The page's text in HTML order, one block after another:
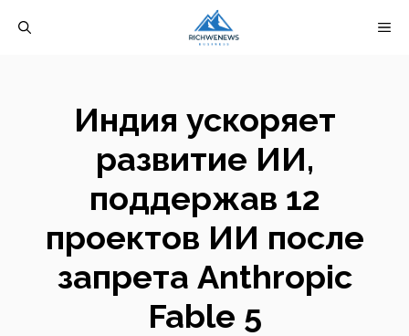
Индия ускоряет
развитие ИИ,
поддержав 12
проектов ИИ после
запрета Anthropic
Fable 5